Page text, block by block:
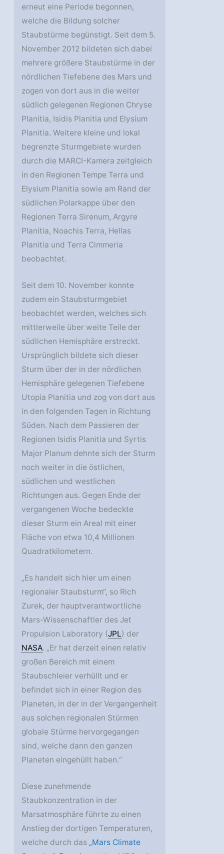
erneut eine Periode begonnen,
welche die Bildung solcher
Staubstürme begünstigt. Seit dem 5.
November 2012 bildeten sich dabei
mehrere größere Staubstürme in der
nördlichen Tiefebene des Mars und
zogen von dort aus in die weiter
südlich gelegenen Regionen Chryse
Planitia, Isidis Planitia und Elysium
Planitia. Weitere kleine und lokal
begrenzte Sturmgebiete wurden
durch die MARCI-Kamera zeitgleich
in den Regionen Tempe Terra und
Elysium Planitia sowie am Rand der
südlichen Polarkappe über den
Regionen Terra Sirenum, Argyre
Planitia, Noachis Terra, Hellas
Planitia und Terra Cimmeria
beobachtet.
Seit dem 10. November konnte
zudem ein Staubsturmgebiet
beobachtet werden, welches sich
mittlerweile über weite Teile der
südlichen Hemisphäre erstreckt.
Ursprünglich bildete sich dieser
Sturm über der in der nördlichen
Hemisphäre gelegenen Tiefebene
Utopia Planitia und zog von dort aus
in den folgenden Tagen in Richtung
Süden. Nach dem Passieren der
Regionen Isidis Planitia und Syrtis
Major Planum dehnte sich der Sturm
noch weiter in die östlichen,
südlichen und westlichen
Richtungen aus. Gegen Ende der
vergangenen Woche bedeckte
dieser Sturm ein Areal mit einer
Fläche von etwa 10,4 Millionen
Quadratkilometern.
„Es handelt sich hier um einen
regionaler Staubsturm“, so Rich
Zurek, der hauptverantwortliche
Mars-Wissenschaftler des Jet
Propulsion Laboratory (JPL) der
NASA. „Er hat derzeit einen relativ
großen Bereich mit einem
Staubschleier verhüllt und er
befindet sich in einer Region des
Planeten, in der in der Vergangenheit
aus solchen regionalen Stürmen
globale Stürme hervorgegangen
sind, welche dann den ganzen
Planeten eingehüllt haben.“
Diese zunehmende
Staubkonzentration in der
Marsatmosphäre führte zu einen
Anstieg der dortigen Temperaturen,
welche durch das „Mars Climate